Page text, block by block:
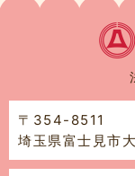
〒354-8511
埼玉県富士見市